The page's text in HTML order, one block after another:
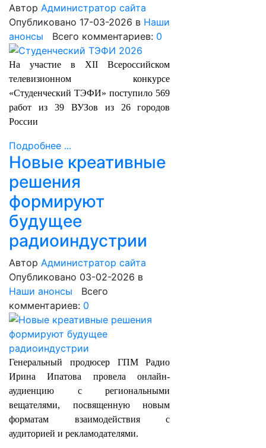
Автор Администратор сайта
Опубликовано 17-03-2026 в Наши
анонсы Всего комментариев: 0
На участие в XII Всероссийском
телевизионном конкурсе
«Студенческий ТЭФИ» поступило 569
работ из 39 ВУЗов из 26 городов
России
Подробнее ...
Новые креативные
решения
формируют
будущее
радиоиндустрии
Автор Администратор сайта
Опубликовано 03-02-2026 в
Наши анонсы Всего
комментариев: 0
Генеральный продюсер ГПМ Радио
Ирина Ипатова провела онлайн-
аудиенцию с региональными
вещателями, посвященную новым
форматам взаимодействия с
аудиторией и рекламодателями.